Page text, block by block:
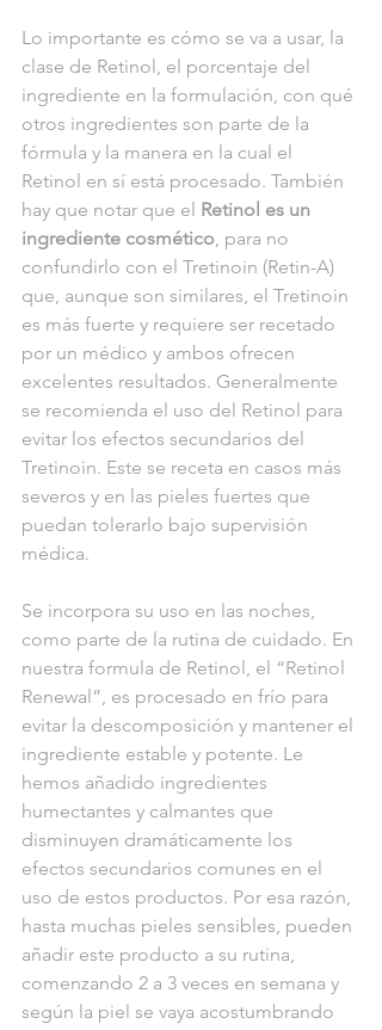
Lo importante es cómo se va a usar, la
clase de Retinol, el porcentaje del
ingrediente en la formulación, con qué
otros ingredientes son parte de la
fórmula y la manera en la cual el
Retinol en sí está procesado. También
hay que notar que el Retinol es un
ingrediente cosmético, para no
confundirlo con el Tretinoin (Retin-A)
que, aunque son similares, el Tretinoin
es más fuerte y requiere ser recetado
por un médico y ambos ofrecen
excelentes resultados. Generalmente
se recomienda el uso del Retinol para
evitar los efectos secundarios del
Tretinoin. Este se receta en casos más
severos y en las pieles fuertes que
puedan tolerarlo bajo supervisión
médica.
Se incorpora su uso en las noches,
como parte de la rutina de cuidado. En
nuestra formula de Retinol, el “Retinol
Renewal”, es procesado en frío para
evitar la descomposición y mantener el
ingrediente estable y potente. Le
hemos añadido ingredientes
humectantes y calmantes que
disminuyen dramáticamente los
efectos secundarios comunes en el
uso de estos productos. Por esa razón,
hasta muchas pieles sensibles, pueden
añadir este producto a su rutina,
comenzando 2 a 3 veces en semana y
según la piel se vaya acostumbrando